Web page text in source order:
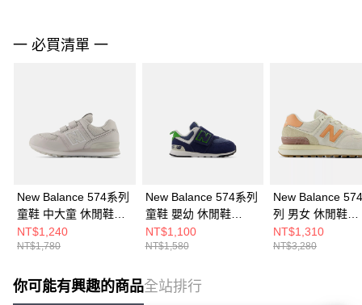
一 必買清單 一
New Balance 574系列
童鞋 中大童 休閒鞋
PV574GS-W
NT$1,240
NT$1,780
New Balance 574系列
童鞋 嬰幼 休閒鞋
NW574QBL-W
NT$1,100
NT$1,580
New Balance
列 男女 休閒鞋
U574LGCO-D
NT$1,310
NT$3,280
你可能有興趣的商品全站排行